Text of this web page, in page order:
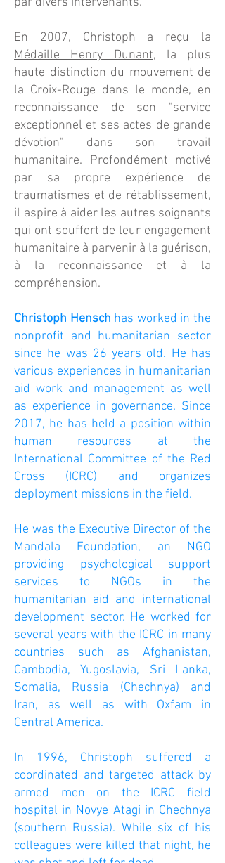
En 2007, Christoph a reçu la
Médaille Henry Dunant, la plus
haute distinction du mouvement de
la Croix-Rouge dans le monde, en
reconnaissance de son "service
exceptionnel et ses actes de grande
dévotion" dans son travail
humanitaire. Profondément motivé
par sa propre expérience de
traumatismes et de rétablissement,
il aspire à aider les autres soignants
qui ont souffert de leur engagement
humanitaire à parvenir à la guérison,
à la reconnaissance et à la
compréhension.
Christoph Hensch has worked in the
nonprofit and humanitarian sector
since he was 26 years old. He has
various experiences in humanitarian
aid work and management as well
as experience in governance. Since
2017, he has held a position within
human resources at the
International Committee of the Red
Cross (ICRC) and organizes
deployment missions in the field.
He was the Executive Director of the
Mandala Foundation, an NGO
providing psychological support
services to NGOs in the
humanitarian aid and international
development sector. He worked for
several years with the ICRC in many
countries such as Afghanistan,
Cambodia, Yugoslavia, Sri Lanka,
Somalia, Russia (Chechnya) and
Iran, as well as with Oxfam in
Central America.
In 1996, Christoph suffered a
coordinated and targeted attack by
armed men on the ICRC field
hospital in Novye Atagi in Chechnya
(southern Russia). While six of his
colleagues were killed that night, he